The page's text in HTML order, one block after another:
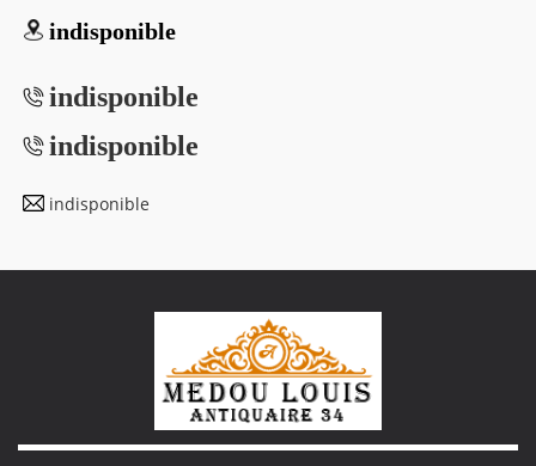
indisponible
indisponible
indisponible
indisponible